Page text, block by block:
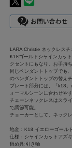
LARA Christie ネックレスチ
K18ゴールドシャインカッ
クセントにもなり、お手持
同じペンダントトップでも
のペンダントトップの替え
プレート部分には、「k18
ォーマルシーンに合わせや
チェーンネックレスはスラ
で調節可能。
チョーカーとして、ネック
地金：K18 イエローゴール
仕様：シャインカットアズ
留め具:引き輪